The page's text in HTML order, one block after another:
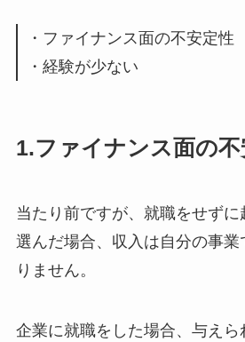
・ファイナンス面の不安定性
・経験が少ない
1.ファイナンス面の不
当たり前ですが、就職をせずに
選んだ場合、収入は自分の事業
りません。
企業に就職をした場合、与え